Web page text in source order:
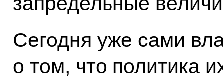
Сегодня уже сами
о том, что политика